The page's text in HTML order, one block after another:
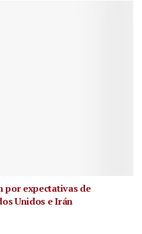
por expectativas de
Unidos e Irán